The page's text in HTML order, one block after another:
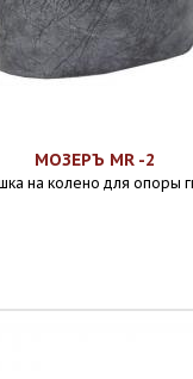
МОЗЕРЪ MR -2
на колено для опоры